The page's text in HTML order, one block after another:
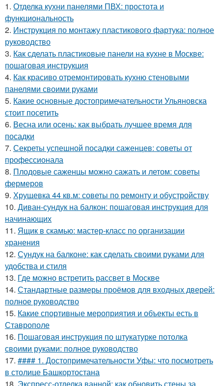
1. Отделка кухни панелями ПВХ: простота и
функциональность
2. Инструкция по монтажу пластикового фартука: полное
руководство
3. Как сделать пластиковые панели на кухне в Москве:
пошаговая инструкция
4. Как красиво отремонтировать кухню стеновыми
панелями своими руками
5. Какие основные достопримечательности Ульяновска
стоит посетить
6. Весна или осень: как выбрать лучшее время для
посадки
7. Секреты успешной посадки саженцев: советы от
профессионала
8. Плодовые саженцы можно сажать и летом: советы
фермеров
9. Хрущевка 44 кв.м: советы по ремонту и обустройству
10. Диван-сундук на балкон: пошаговая инструкция для
начинающих
11. Ящик в скамью: мастер-класс по организации
хранения
12. Сундук на балконе: как сделать своими руками для
удобства и стиля
13. Где можно встретить рассвет в Москве
14. Стандартные размеры проёмов для входных дверей:
полное руководство
15. Какие спортивные мероприятия и объекты есть в
Ставрополе
16. Пошаговая инструкция по штукатурке потолка
своими руками: полное руководство
17. #### 1. Достопримечательности Уфы: что посмотреть
в столице Башкортостана